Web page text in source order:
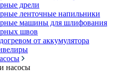
дрели
ленточные напильники
машины для шлифования
швов
от аккумулятора
насосы